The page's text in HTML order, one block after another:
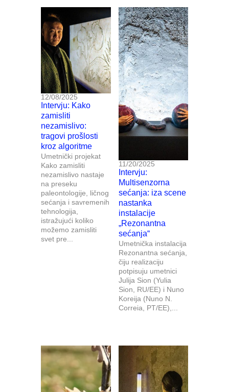
12/08/2025
Intervju: Kako
zamisliti
nezamislivo:
tragovi prošlosti
kroz algoritme
Umetnički projekat
Kako zamisliti
nezamislivo nastaje
na preseku
paleontologije, ličnog
sećanja i savremenih
tehnologija,
istražujući koliko
možemo zamisliti
svet pre...
11/20/2025
Intervju:
Multisenzorna
sećanja: iza scene
nastanka
instalacije
„Rezonantna
sećanja“
Umetnička instalacija
Rezonantna sećanja,
čiju realizaciju
potpisuju umetnici
Julija Sion (Yulia
Sion, RU/EE) i Nuno
Koreija (Nuno N.
Correia, PT/EE),...